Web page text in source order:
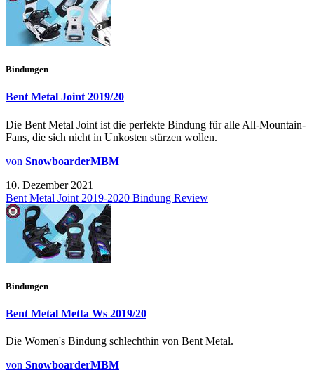
Bindungen
Bent Metal Joint 2019/20
Die Bent Metal Joint ist die perfekte Bindung für alle All-Mountain-
Fans, die sich nicht in Unkosten stürzen wollen.
von SnowboarderMBM
10. Dezember 2021
Bent Metal Joint 2019-2020 Bindung Review
Bindungen
Bent Metal Metta Ws 2019/20
Die Women's Bindung schlechthin von Bent Metal.
von SnowboarderMBM